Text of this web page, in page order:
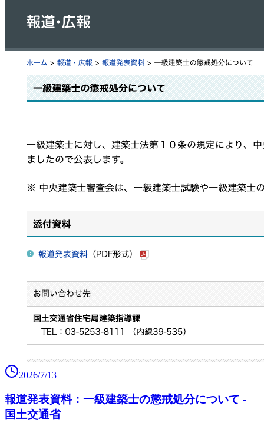
2026/7/13
報道発表資料：一級建築士の懲戒処分について -
国土交通省